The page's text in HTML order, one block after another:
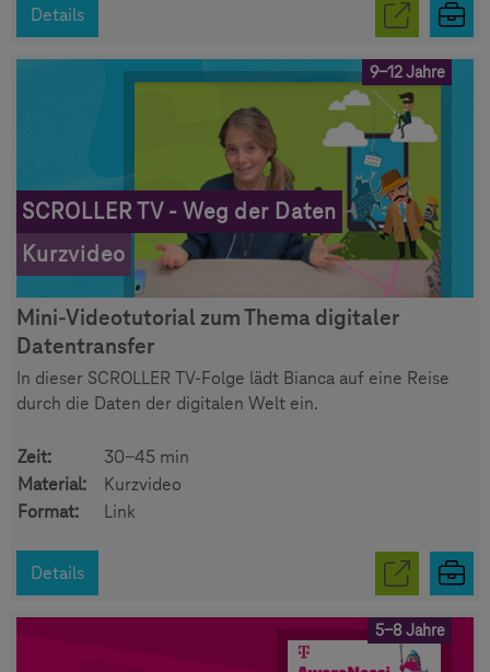
Details
9-12 Jahre
SCROLLER TV - Weg der Daten
Kurzvideo
Mini-Videotutorial zum Thema digitaler
Datentransfer
In dieser SCROLLER TV-Folge lädt Bianca auf eine Reise
durch die Daten der digitalen Welt ein.
Zeit:
30-45 min
Material:
Kurzvideo
Format:
Link
Details
5-8 Jahre